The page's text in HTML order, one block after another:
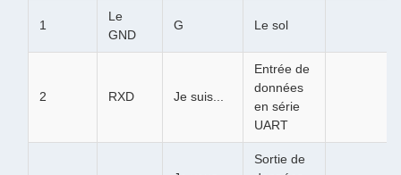
1
Le
GND
G Le sol
2 RXD Je suis...
Entrée de
données
en série
UART
Sortie de